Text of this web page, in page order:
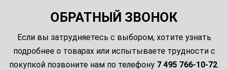
ОБРАТНЫЙ ЗВОНОК
Если вы затрудняетесь с выбором, хотите узнать
подробнее о товарах или испытываете трудности с
покупкой позвоните нам по телефону 7 495 766-10-72.